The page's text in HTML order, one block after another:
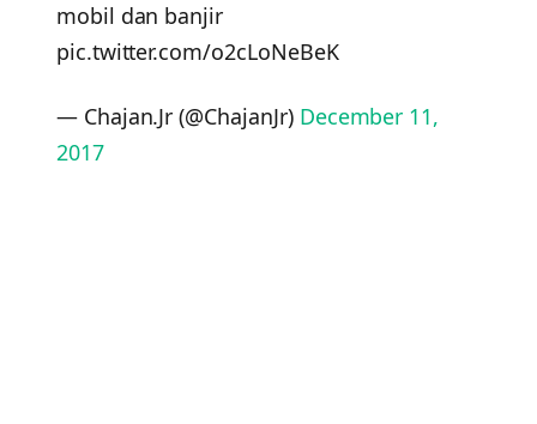
mobil dan banjir
pic.twitter.com/o2cLoNeBeK
— Chajan.Jr (@ChajanJr) December 11,
2017